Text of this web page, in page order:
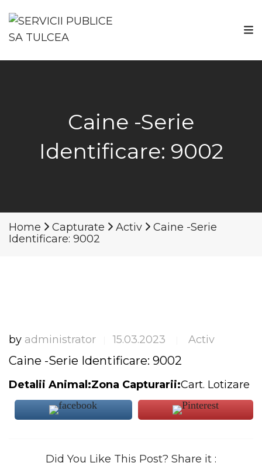
Caine -Serie
Identificare: 9002
Home Capturate Activ
Caine -Serie
Identificare: 9002
by administrator 15.03.2023 Activ
Caine -Serie Identificare: 9002
Detalii Animal:Zona Capturarii:Cart. Lotizare
Did You Like This Post? Share it :